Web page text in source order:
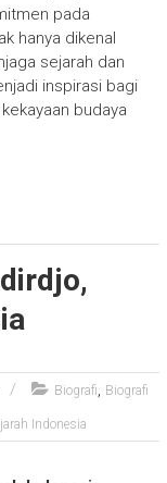
pada
hanya dikenal
sejarah dan
inspirasi bagi
budaya
Biografi, Biografi
Indonesia